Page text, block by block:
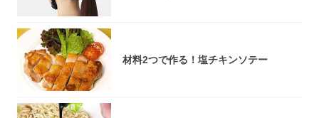
材料2つで作る！塩チキンソテー